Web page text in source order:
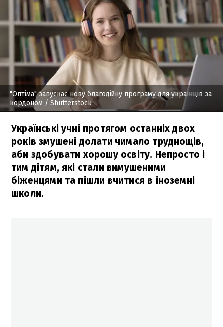
"Оптіма" запускає нову благодійну програму для українців за
кордоном / Shutterstock
Українські учні протягом останніх двох
років змушені долати чимало труднощів,
аби здобувати хорошу освіту. Непросто і
тим дітям, які стали вимушеними
біженцями та пішли вчитися в іноземні
школи.